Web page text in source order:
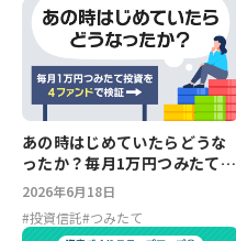
あの時はじめていたらどうな
ったか？毎月1万円つみたて投
資を4ファンドで検証
2026年6月18日
#投資信託#つみたて